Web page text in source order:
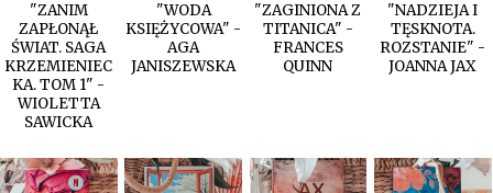
"ZANIM
ZAPŁONĄŁ
ŚWIAT. SAGA
KRZEMIENIEC
KA. TOM 1" -
WIOLETTA
SAWICKA
"WODA
KSIĘŻYCOWA" -
AGA
JANISZEWSKA
"ZAGINIONA Z
TITANICA" -
FRANCES
QUINN
"NADZIEJA I
TĘSKNOTA.
ROZSTANIE" -
JOANNA JAX